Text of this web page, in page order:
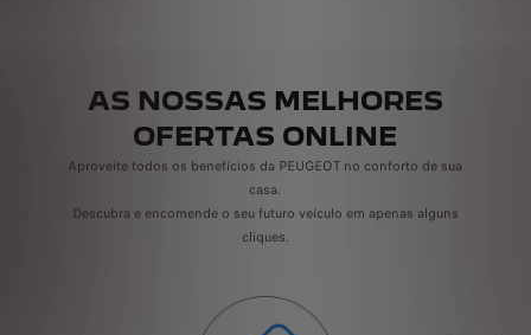
AS NOSSAS MELHORES
OFERTAS ONLINE
Aproveite todos os benefícios da PEUGEOT no conforto de sua
casa.
Descubra e encomende o seu futuro veículo em apenas alguns
cliques.